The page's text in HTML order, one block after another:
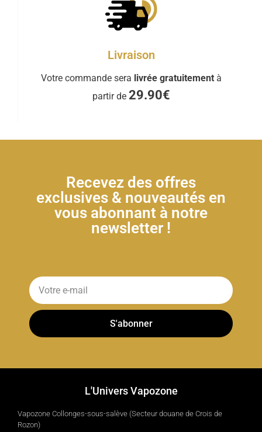
Livraison
Votre commande sera livrée gratuitement à
partir de 29.90€
Recevez des offres
exclusives & nouveautés en
vous abonnant à notre
newsletter !
S'abonner
L'Univers Vapozone
Vapozone Collonges-sous-salève (Secteur douane de Crois de
Rozon)